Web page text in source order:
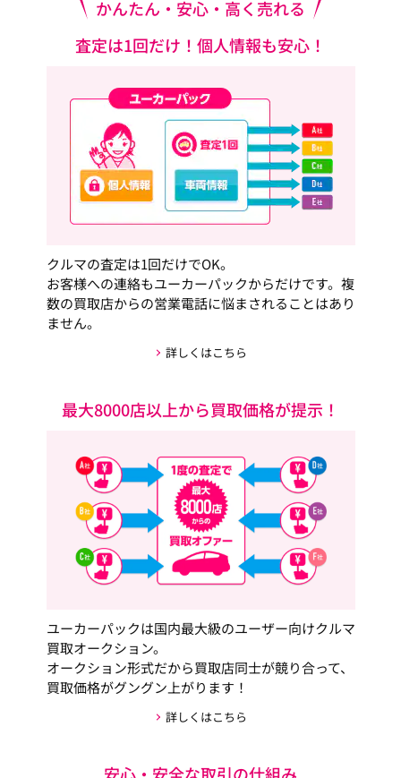
かんたん・安心・高く売れる
査定は1回だけ！個人情報も安心！
クルマの査定は1回だけでOK。
お客様への連絡もユーカーパックからだけです。複
数の買取店からの営業電話に悩まされることはあり
ません。
詳しくはこちら
最大8000店以上から買取価格が提示！
ユーカーパックは国内最大級のユーザー向けクルマ
買取オークション。
オークション形式だから買取店同士が競り合って、
買取価格がグングン上がります！
詳しくはこちら